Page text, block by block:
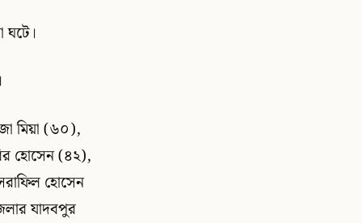
ঘটে।
মিয়া (৬০),
হোসেন (৪২),
হোসেন
যাদবপুর